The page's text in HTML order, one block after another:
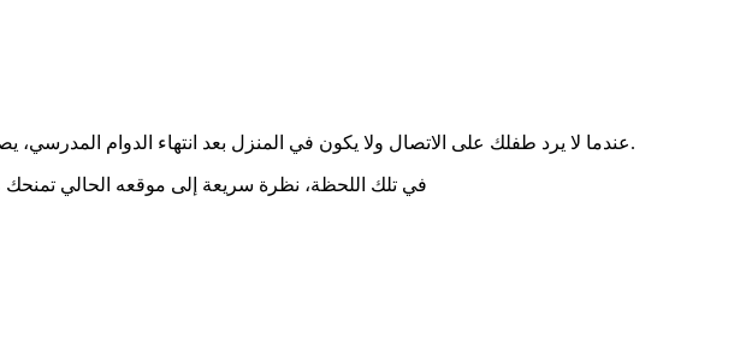
عندما لا يرد طفلك على الاتصال ولا يكون في المنزل بعد انتهاء الدوام المدرسي، يصعب عليك ألا تقفز إلى أسوأ الاحتمالات. لا تعرف إن كان قد ذهب إلى منزل أحد أصدقائه، أم أنه عالق في مكان ما.
في تلك اللحظة، نظرة سريعة إلى موقعه الحالي